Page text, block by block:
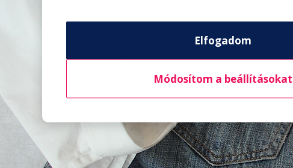
Elfogadom
Módosítom a beállításokat